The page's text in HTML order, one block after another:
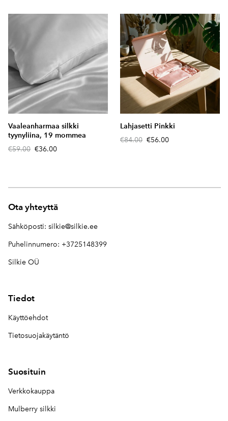
Vaaleanharmaa silkki
tyynyliina, 19 mommea
€59.00 €36.00
Lahjasetti Pinkki
€84.00 €56.00
Ota yhteyttä
Sähköposti: silkie@silkie.ee
Puhelinnumero: +3725148399
Silkie OÜ
Tiedot
Käyttöehdot
Tietosuojakäytäntö
Suosituin
Verkkokauppa
Mulberry silkki